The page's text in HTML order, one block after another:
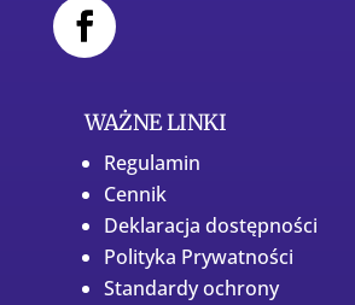
WAŻNE LINKI
Regulamin
Cennik
Deklaracja dostępności
Polityka Prywatności
Standardy ochrony